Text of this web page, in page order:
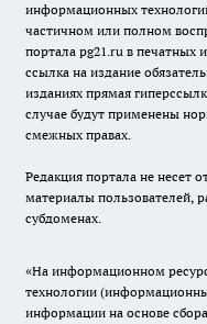
информационных
частичном или полном
портала pg21.ru в печатных
ссылка на издание
изданиях прямая
случае будут применены
смежных правах.
Редакция портала не несет
материалы пользователей,
субдоменах.
«На информационном
технологии
информации на основе